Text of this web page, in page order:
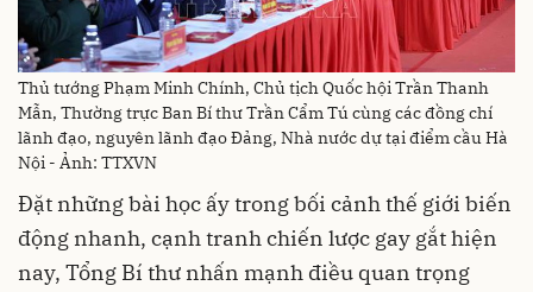
Thủ tướng Phạm Minh Chính, Chủ tịch Quốc hội Trần Thanh
Mẫn, Thường trực Ban Bí thư Trần Cẩm Tú cùng các đồng chí
lãnh đạo, nguyên lãnh đạo Đảng, Nhà nước dự tại điểm cầu Hà
Nội - Ảnh: TTXVN
Đặt những bài học ấy trong bối cảnh thế giới biến
động nhanh, cạnh tranh chiến lược gay gắt hiện
nay, Tổng Bí thư nhấn mạnh điều quan trọng